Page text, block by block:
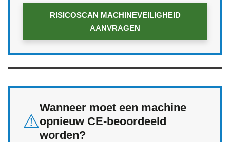
RISICOSCAN MACHINEVEILIGHEID
AANVRAGEN
⚠️
Wanneer moet een machine
opnieuw CE‑beoordeeld
worden?